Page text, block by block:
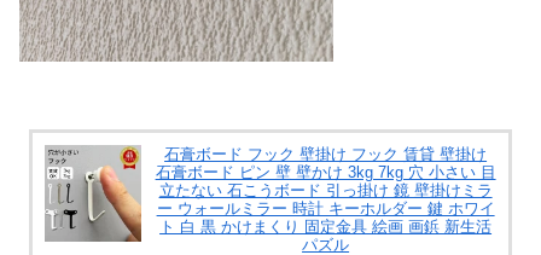
石膏ボード フック 壁掛け フック 賃貸 壁掛け
石膏ボード ピン 壁 壁かけ 3kg 7kg 穴 小さい 目
立たない 石こうボード 引っ掛け 鏡 壁掛けミラ
ー ウォールミラー 時計 キーホルダー 鍵 ホワイ
ト 白 黒 かけまくり 固定金具 絵画 画鋲 新生活
パズル